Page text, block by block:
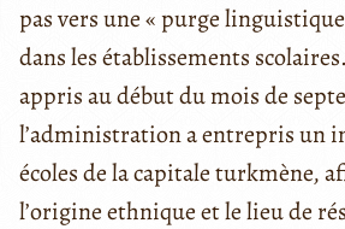
pas vers une « purge
dans les établissements
appris au début du mois de
l’administration a entrepris un
écoles de la capitale turkmène,
l’origine ethnique et le lieu de